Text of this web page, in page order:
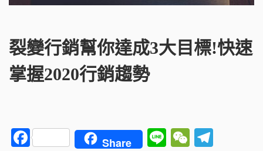
裂變行銷幫你達成3大目標!快速
掌握2020行銷趨勢
F
Share
Li W